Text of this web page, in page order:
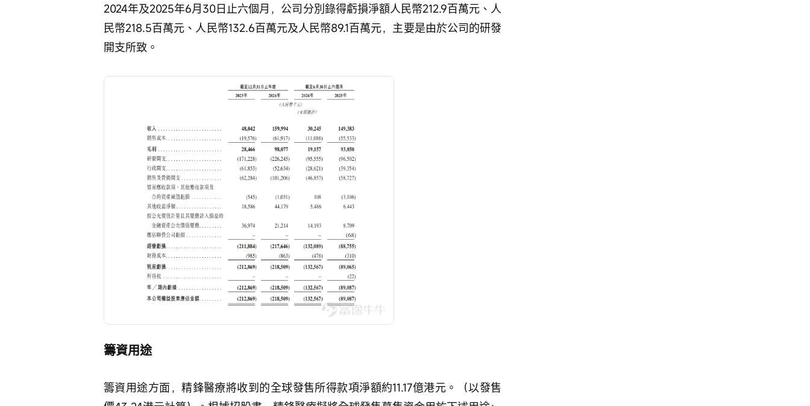
2024年及2025年6月30日止六個月，公司分別錄得虧損淨額人民幣212.9百萬元、人
民幣218.5百萬元、人民幣132.6百萬元及人民幣89.1百萬元，主要是由於公司的研發
開支所致。
籌資用途
籌資用途方面，精鋒醫療將收到的全球發售所得款項淨額約11.17億港元。（以發售